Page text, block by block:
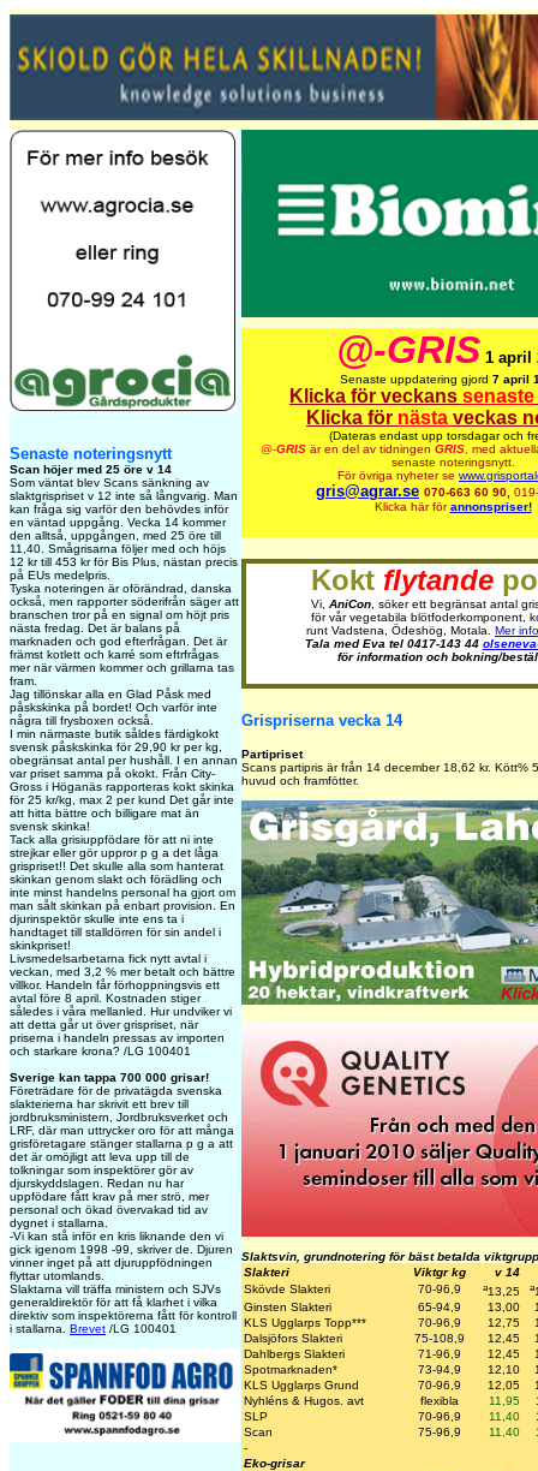
Senaste noteringsnytt
Scan höjer med 25 öre v 14
Som väntat blev Scans sänkning av
slaktgrispriset v 12 inte så långvarig. Man
kan fråga sig varför den behövdes inför
en väntad uppgång. Vecka 14 kommer
den alltså, uppgången, med 25 öre till
11,40. Smågrisarna följer med och höjs
12 kr till 453 kr för Bis Plus, nästan precis
på EUs medelpris.
Tyska noteringen är oförändrad, danska
också, men rapporter söderifrån säger att
branschen tror på en signal om höjt pris
nästa fredag. Det är balans på
marknaden och god efterfrågan. Det är
främst kotlett och karré som eftrfrågas
mer när värmen kommer och grillarna tas
fram.
Jag tillönskar alla en Glad Påsk med
påskskinka på bordet! Och varför inte
några till frysboxen också.
I min närmaste butik såldes färdigkokt
svensk påskskinka för 29,90 kr per kg,
obegränsat antal per hushåll. I en annan
var priset samma på okokt. Från City-
Gross i Höganäs rapporteras kokt skinka
för 25 kr/kg, max 2 per kund Det går inte
att hitta bättre och billigare mat än
svensk skinka!
Tack alla grisiuppfödare för att ni inte
strejkar eller gör uppror p g a det låga
grispriset!! Det skulle alla som hanterat
skinkan genom slakt och förädling och
inte minst handelns personal ha gjort om
man sålt skinkan på enbart provision. En
djurinspektör skulle inte ens ta i
handtaget till stalldörren för sin andel i
skinkpriset!
Livsmedelsarbetarna fick nytt avtal i
veckan, med 3,2 % mer betalt och bättre
villkor. Handeln får förhoppningsvis ett
avtal före 8 april. Kostnaden stiger
således i våra mellanled. Hur undviker vi
att detta går ut över grispriset, när
priserna i handeln pressas av importen
och starkare krona? /LG 100401
Sverige kan tappa 700 000 grisar!
Företrädare för de privatägda svenska
slakterierna har skrivit ett brev till
jordbruksministern, Jordbruksverket och
LRF, där man uttrycker oro för att många
grisföretagare stänger stallarna p g a att
det är omöjligt att leva upp till de
tolkningar som inspektörer gör av
djurskyddslagen. Redan nu har
uppfödare fått krav på mer strö, mer
personal och ökad övervakad tid av
dygnet i stallarna.
-Vi kan stå inför en kris liknande den vi
gick igenom 1998 -99, skriver de. Djuren
vinner inget på att djuruppfödningen
flyttar utomlands.
Slaktarna vill träffa ministern och SJVs
generaldirektör för att få klarhet i vilka
direktiv som inspektörerna fått för kontroll
i stallarna. Brevet /LG 100401
@-GRIS 1 april
Senaste uppdatering gjord 7 april
Klicka för veckans senaste
Klicka för nästa veckas
(Dateras endast upp torsdagar och
@-GRIS är en del av tidningen GRIS, med
senaste noteringsnytt.
För övriga nyheter se
gris@agrar.se 070-663 60 90,
Klicka här förannonspriser!
Kokt flytande
Vi, AniCon, söker ett begränsat antal
för vår vegetabila blötfoderkomponent,
runt Vadstena, Ödeshög, Motala. Mer
Tala med Eva tel 0417-143 44
för information och bokning/
Grispriserna vecka 14
Partipriset
Scans partipris är från 14 december 18,62 kr. Kött%
huvud och framfötter.
Slaktsvin, grundnotering för bäst betalda viktgrupp
Slakteri
Viktgr kg
v 14
Skövde Slakteri
70-96,9 a13,25 a
Ginsten Slakteri
65-94,9 13,00
KLS Ugglarps Topp*** 70-96,9 12,75
Dalsjöfors Slakteri
75-108,9 12,45
Dahlbergs Slakteri
71-96,9 12,45
Spotmarknaden*
73-94,9 12,10
KLS Ugglarps Grund
70-96,9 12,05
Nyhléns & Hugos. avt
flexibla 11,95
SLP
70-96,9 11,40
Scan
75-96,9 11,40
-
Eko-grisar